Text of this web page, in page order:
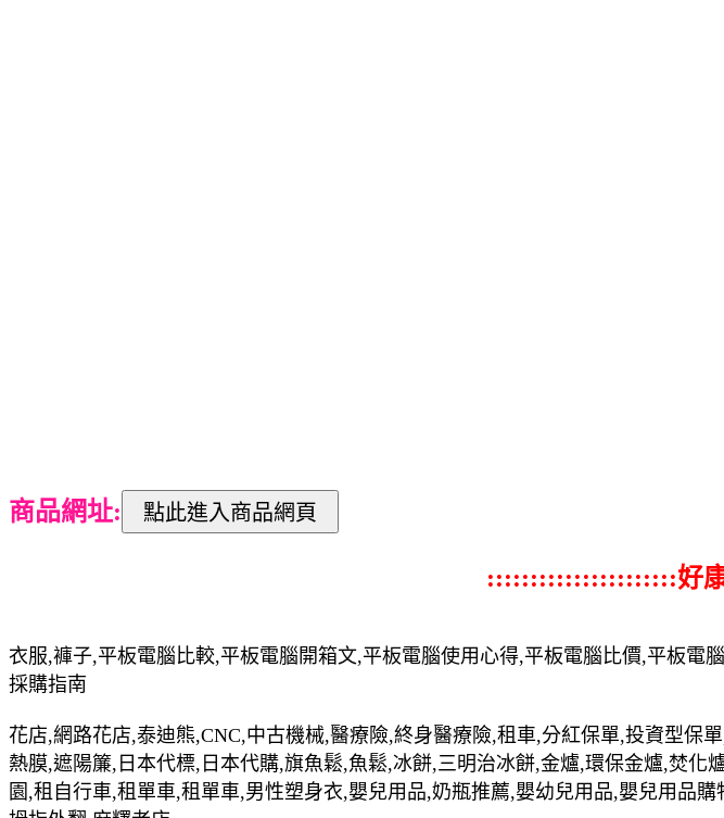
商品網址:
::::::::::::::::::::::好
衣服,褲子,平板電腦比較,平板電腦開箱文,平板電腦使用心得,平板電腦比價,平板
採購指南
花店,網路花店,泰迪熊,CNC,中古機械,醫療險,終身醫療險,租車,分紅保單,投資型保
熱膜,遮陽簾,日本代標,日本代購,旗魚鬆,魚鬆,冰餅,三明治冰餅,金爐,環保金爐,焚
園,租自行車,租單車,租單車,男性塑身衣,嬰兒用品,奶瓶推薦,嬰幼兒用品,嬰兒用品